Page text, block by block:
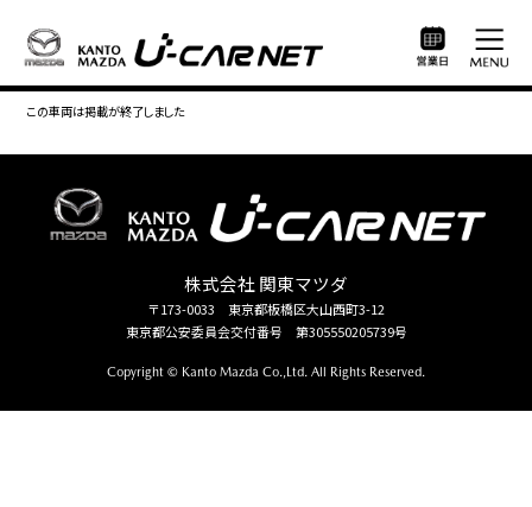
この車両は掲載が終了しました
株式会社 関東マツダ
〒173-0033 東京都板橋区大山西町3-12
東京都公安委員会交付番号 第305550205739号
Copyright © Kanto Mazda Co.,Ltd. All Rights Reserved.